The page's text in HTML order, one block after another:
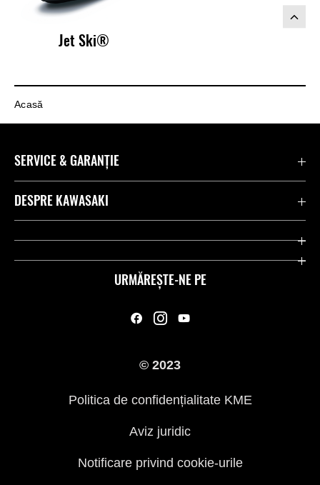
Jet Ski®
Acasă
URMĂREȘTE-NE PE
SERVICE & GARANȚIE
Contactează-ne
Link-uri utile
DESPRE KAWASAKI
Companie
© 2023
Politica de confidențialitate KME
Aviz juridic
Notificare privind cookie-urile